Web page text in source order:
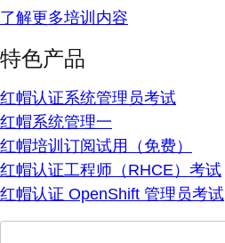
了解更多培训内容
特色产品
红帽认证系统管理员考试
红帽系统管理一
红帽培训订阅试用（免费）
红帽认证工程师（RHCE）考试
红帽认证 OpenShift 管理员考试